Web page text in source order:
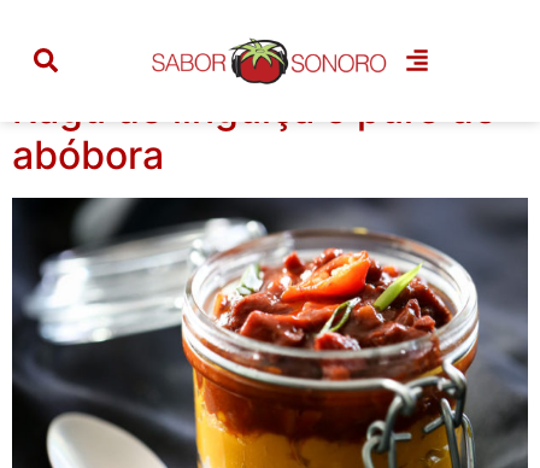
Tag: ragu de linguiça
Ragu de linguiça e purê de
abóbora